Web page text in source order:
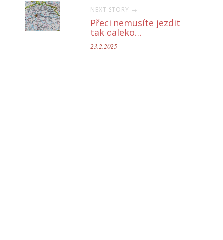
NEXT STORY →
Přeci nemusíte jezdit
tak daleko…
23.2.2025